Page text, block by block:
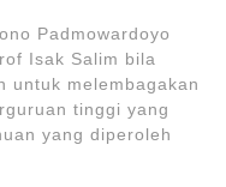
Padmowardoyo
Isak Salim bila
untuk melembagakan
tinggi yang
yang diperoleh